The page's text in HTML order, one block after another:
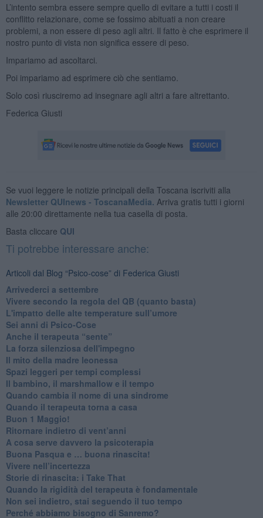
L’intento sembra essere sempre quello di evitare a tutti i costi il
conflitto relazionare, come se fossimo abituati a non creare
problemi, a non essere di peso agli altri. Il fatto è che esprimere il
nostro punto di vista non significa essere di peso.
Impariamo ad ascoltarci.
Poi impariamo ad esprimere ciò che sentiamo.
Solo così riusciremo ad insegnare agli altri a fare altrettanto.
Federica Giusti
Se vuoi leggere le notizie principali della Toscana iscriviti alla
Newsletter QUInews - ToscanaMedia. Arriva gratis tutti i giorni
alle 20:00 direttamente nella tua casella di posta.
Basta cliccare QUI
Ti potrebbe interessare anche:
Articoli dal Blog “Psico-cose” di Federica Giusti
​Arrivederci a settembre
​Vivere secondo la regola del QB (quanto basta)
​L'impatto delle alte temperature sull’umore
Sei anni di Psico-Cose
​Anche il terapeuta “sente”
​La forza silenziosa dell'impegno
​Il mito della madre leonessa
Spazi leggeri per tempi complessi
Il bambino, il marshmallow e il tempo
​Quando cambia il nome di una sindrome
​Quando il terapeuta torna a casa
​Buon 1 Maggio!
Ritornare indietro di vent’anni
​A cosa serve davvero la psicoterapia
​Buona Pasqua e … buona rinascita!
​Vivere nell’incertezza
​Storie di rinascita: i Take That
​Quando la rigidità del terapeuta è fondamentale
​Non sei indietro, stai seguendo il tuo tempo
​Perché abbiamo bisogno di Sanremo?